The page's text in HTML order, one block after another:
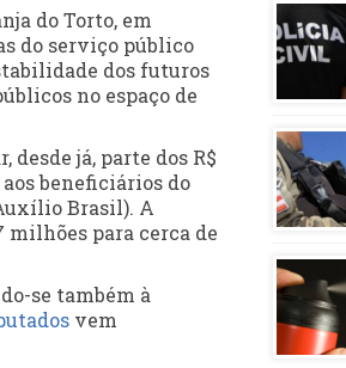
do Torto, em
do serviço público
dos futuros
no espaço de
já, parte dos R$
beneficiários do
Brasil). A
milhões para cerca de
se também à
vem